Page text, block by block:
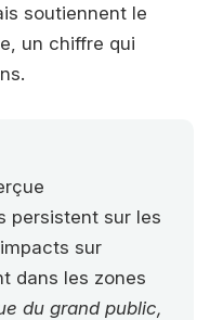
soutiennent le
un chiffre qui
persistent sur les
sur
dans les zones
du grand public,